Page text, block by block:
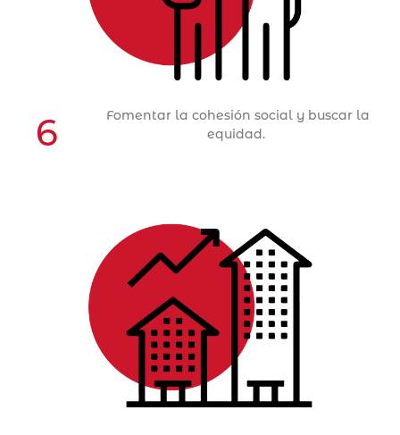
ACCIONES
6
Fomentar la cohesión social y buscar la
equidad.
Objetivo Estratégico 7
ACCIONES